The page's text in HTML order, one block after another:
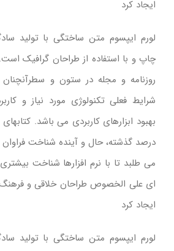
ایجاد کرد
لورم ایپسوم متن ساختگی با تولید
چاپ و با استفاده از طراحان گرافیک
روزنامه و مجله در ستون و
شرایط فعلی تکنولوژی مورد نیاز و
بهبود ابزارهای کاربردی می باشد.
درصد گذشته، حال و آینده شناخت
می طلبد تا با نرم افزارها شناخت بیشتری
ای علی الخصوص طراحان خلاقی و فرهنگ
ایجاد کرد
لورم ایپسوم متن ساختگی با تولید